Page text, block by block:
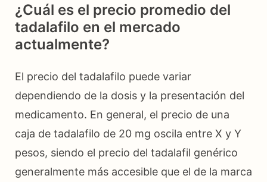
¿Cuál es el precio promedio del
tadalafilo en el mercado
actualmente?
El precio del tadalafilo puede variar
dependiendo de la dosis y la presentación del
medicamento. En general, el precio de una
caja de tadalafilo de 20 mg oscila entre X y Y
pesos, siendo el precio del tadalafil genérico
generalmente más accesible que el de la marca